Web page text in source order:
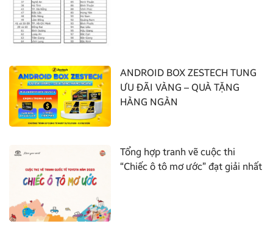
ANDROID BOX ZESTECH TUNG
ƯU ĐÃI VÀNG – QUÀ TẶNG
HÀNG NGÀN
Tổng hợp tranh vẽ cuộc thi
“Chiếc ô tô mơ ước” đạt giải nhất